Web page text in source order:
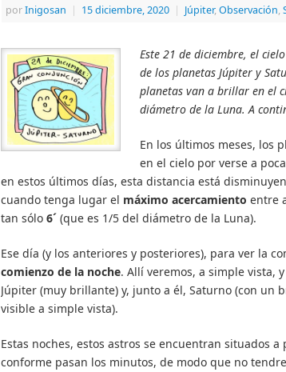
porInigosan | 15 diciembre, 2020 | Júpiter, Observación,
Este 21 de diciembre, el
de los planetas Júpiter y
planetas van a brillar en el
diámetro de la Luna. A
En los últimos meses, los
en el cielo por verse a
en estos últimos días, esta distancia está
cuando tenga lugar el máximo acercamiento entre
tan sólo 6´ (que es 1/5 del diámetro de la Luna).
Ese día (y los anteriores y posteriores), para ver la
comienzo de la noche. Allí veremos, a simple vista,
Júpiter (muy brillante) y, junto a él, Saturno (con
visible a simple vista).
Estas noches, estos astros se encuentran situados
conforme pasan los minutos, de modo que no